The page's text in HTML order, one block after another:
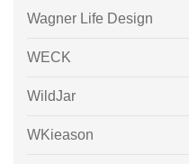
Wagner Life Design
WECK
WildJar
WKieason